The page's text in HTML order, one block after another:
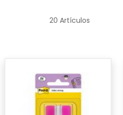
20 Artículos